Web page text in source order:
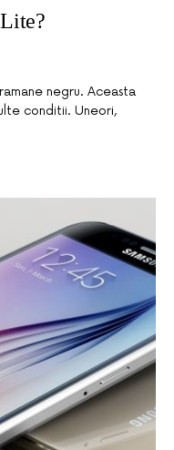
negru. Aceasta
conditii. Uneori,